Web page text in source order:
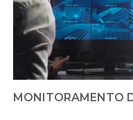
MONITORAMENTO